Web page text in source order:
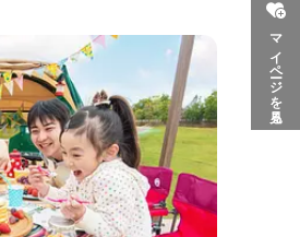
マイページを見る